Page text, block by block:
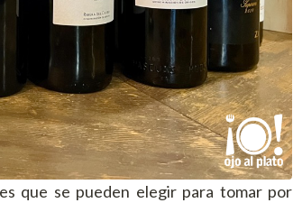
que se pueden elegir para tomar por